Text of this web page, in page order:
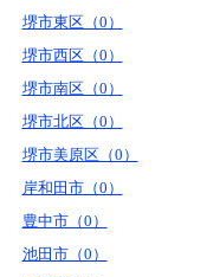
堺市東区（0）
堺市西区（0）
堺市南区（0）
堺市北区（0）
堺市美原区（0）
岸和田市（0）
豊中市（0）
池田市（0）